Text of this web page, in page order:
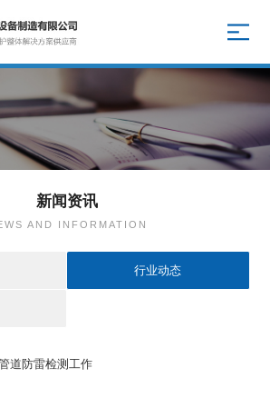
新闻资讯
AND INFORMATION
行业动态
道防雷检测工作